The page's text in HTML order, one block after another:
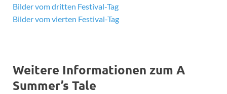
Bilder vom dritten Festival-Tag
Bilder vom vierten Festival-Tag
Weitere Informationen zum A
Summer’s Tale